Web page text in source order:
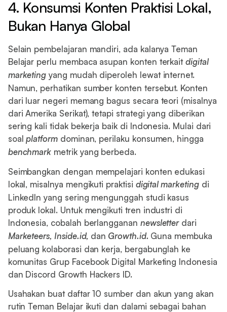
4. Konsumsi Konten Praktisi Lokal,
Bukan Hanya Global
Selain pembelajaran mandiri, ada kalanya Teman
Belajar perlu membaca asupan konten terkaitdigital
marketing yang mudah diperoleh lewat internet.
Namun, perhatikan sumber konten tersebut. Konten
dari luar negeri memang bagus secara teori (misalnya
dari Amerika Serikat), tetapi strategi yang diberikan
sering kali tidak bekerja baik di Indonesia. Mulai dari
soalplatformdominan, perilaku konsumen, hingga
benchmark metrik yang berbeda.
Seimbangkan dengan mempelajari konten edukasi
lokal, misalnya mengikuti praktisi digital marketingdi
LinkedIn yang sering mengunggah studi kasus
produk lokal. Untuk mengikuti tren industri di
Indonesia, cobalah berlangganan newsletterdari
Marketeers, Inside.id, dan Growth.id. Guna membuka
peluang kolaborasi dan kerja, bergabunglah ke
komunitas Grup Facebook Digital Marketing Indonesia
dan Discord Growth Hackers ID.
Usahakan buat daftar 10 sumber dan akun yang akan
rutin Teman Belajar ikuti dan dalami sebagai bahan